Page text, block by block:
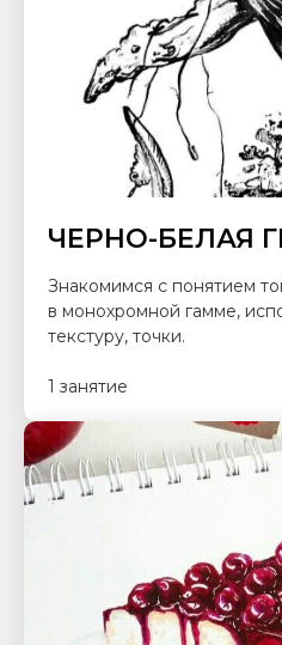
ЧЕРНО-БЕЛАЯ
Знакомимся с понятием
в монохромной гамме,
текстуру, точки.
1 занятие